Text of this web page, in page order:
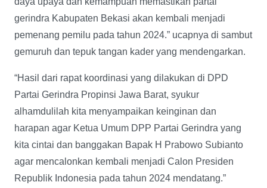
gerindra Kabupaten Bekasi akan kembali menjadi
pemenang pemilu pada tahun 2024.” ucapnya di sambut
gemuruh dan tepuk tangan kader yang mendengarkan.
“Hasil dari rapat koordinasi yang dilakukan di DPD
Partai Gerindra Propinsi Jawa Barat, syukur
alhamdulilah kita menyampaikan keinginan dan
harapan agar Ketua Umum DPP Partai Gerindra yang
kita cintai dan banggakan Bapak H Prabowo Subianto
agar mencalonkan kembali menjadi Calon Presiden
Republik Indonesia pada tahun 2024 mendatang.”